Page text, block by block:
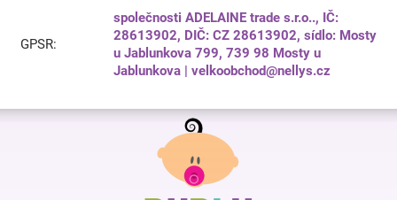
GPSR:
společnosti ADELAINE trade s.r.o.., IČ:
28613902, DIČ: CZ 28613902, sídlo: Mosty
u Jablunkova 799, 739 98 Mosty u
Jablunkova | velkoobchod@nellys.cz
Z